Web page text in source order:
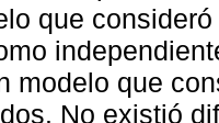
que
modelo que
No existió